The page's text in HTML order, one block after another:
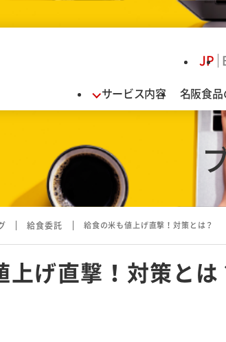
JP
サービス内容 名阪食
・保育園・幼稚園給食
障がい者施設給食
業態別お悩
認定こども園
特別養護老人ホ
有料老人ホー
カフェテリア（
給食委託 給食の米も値上げ直撃！対策とは？
上げ直撃！対策とは